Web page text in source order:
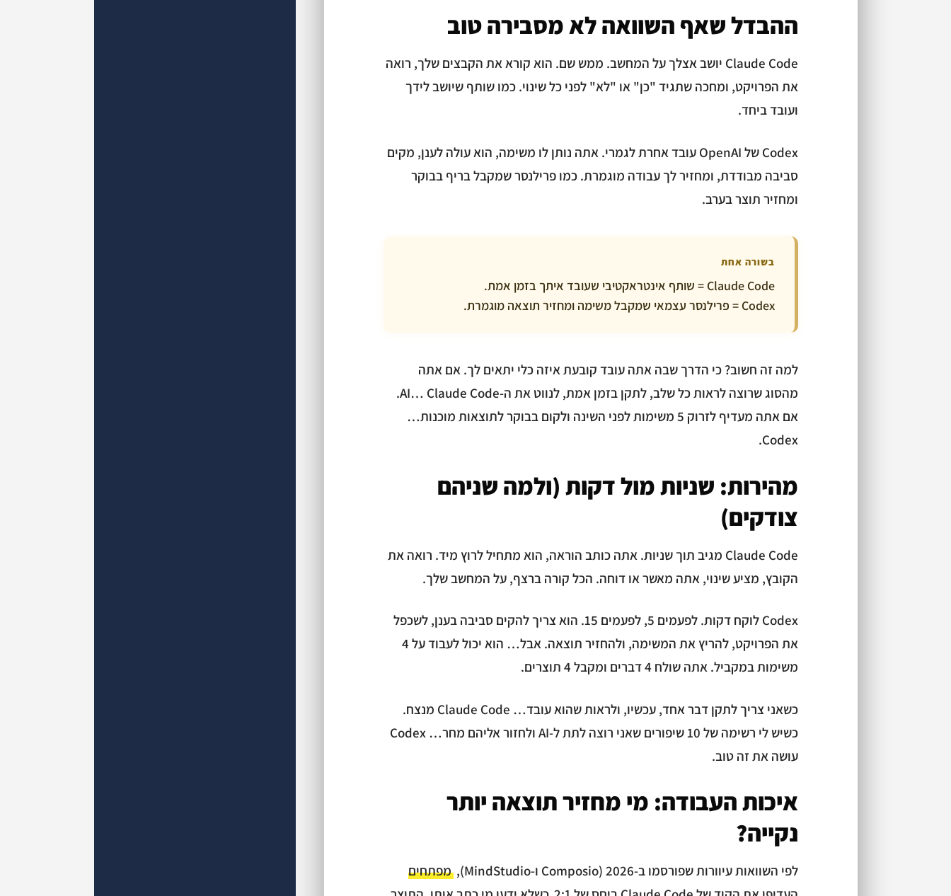
ההבדל שאף השוואה לא מסבירה טוב
Claude Code יושב אצלך על המחשב. ממש שם. הוא קורא את הקבצים שלך, רואה
את הפרויקט, ומחכה שתגיד "כן" או "לא" לפני כל שינוי. כמו שותף שיושב לידך
ועובד ביחד.
Codex של OpenAI עובד אחרת לגמרי. אתה נותן לו משימה, הוא עולה לענן, מקים
סביבה מבודדת, ומחזיר לך עבודה מוגמרת. כמו פרילנסר שמקבל בריף בבוקר
ומחזיר תוצר בערב.
בשורה אחת
Claude Code = שותף אינטראקטיבי שעובד איתך בזמן אמת.
Codex = פרילנסר עצמאי שמקבל משימה ומחזיר תוצאה מוגמרת.
למה זה חשוב? כי הדרך שבה אתה עובד קובעת איזה כלי יתאים לך. אם אתה
מהסוג שרוצה לראות כל שלב, לתקן בזמן אמת, לנווט את ה-AI… Claude Code.
אם אתה מעדיף לזרוק 5 משימות לפני השינה ולקום בבוקר לתוצאות מוכנות…
Codex.
מהירות: שניות מול דקות (ולמה שניהם
צודקים)
Claude Code מגיב תוך שניות. אתה כותב הוראה, הוא מתחיל לרוץ מיד. רואה את
הקובץ, מציע שינוי, אתה מאשר או דוחה. הכל קורה ברצף, על המחשב שלך.
Codex לוקח דקות. לפעמים 5, לפעמים 15. הוא צריך להקים סביבה בענן, לשכפל
את הפרויקט, להריץ את המשימה, ולהחזיר תוצאה. אבל… הוא יכול לעבוד על 4
משימות במקביל. אתה שולח 4 דברים ומקבל 4 תוצרים.
כשאני צריך לתקן דבר אחד, עכשיו, ולראות שהוא עובד… Claude Code מנצח.
כשיש לי רשימה של 10 שיפורים שאני רוצה לתת ל-AI ולחזור אליהם מחר… Codex
עושה את זה טוב.
איכות העבודה: מי מחזיר תוצאה יותר
נקייה?
לפי השוואות עיוורות שפורסמו ב-2026 (Composio ו-MindStudio),
מפתחים